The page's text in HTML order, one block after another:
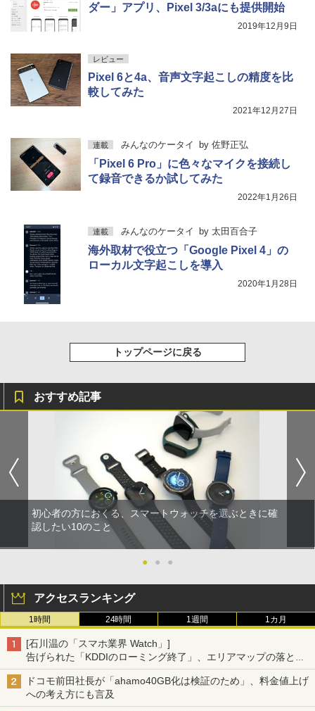
ダー」アプリ、Pixel 3/3aにも提供開始
2019年12月9日
レビュー
Pixel 6と4a、音声文字起こしの精度を比
較してみた
2021年12月27日
連載 みんなのケータイ by 佐野正弘
「Pixel 6 Pro」に色々なマイクを接続し
て録音できるか試してみた
2022年1月26日
連載 みんなのケータイ by 太田百合子
海外取材で役立つ「Google Pixel 4」の
ローカル文字起こしを導入
2020年1月28日
トップページに戻る
おすすめ記事
初心者の方におくる、スマートウォッチを選ぶときに確
認したい10のこと
● ● ●
アクセスランキング
1時間 24時間 1週間 1カ月
[石川温の「スマホ業界 Watch」]
告げられた「KDDIのローミング終了」、エリアマップの落とし
穴と楽天モバイルの課題
ドコモ前田社長が「ahamo40GB化は検証のため」、料金値上げ
への考え方にも言及